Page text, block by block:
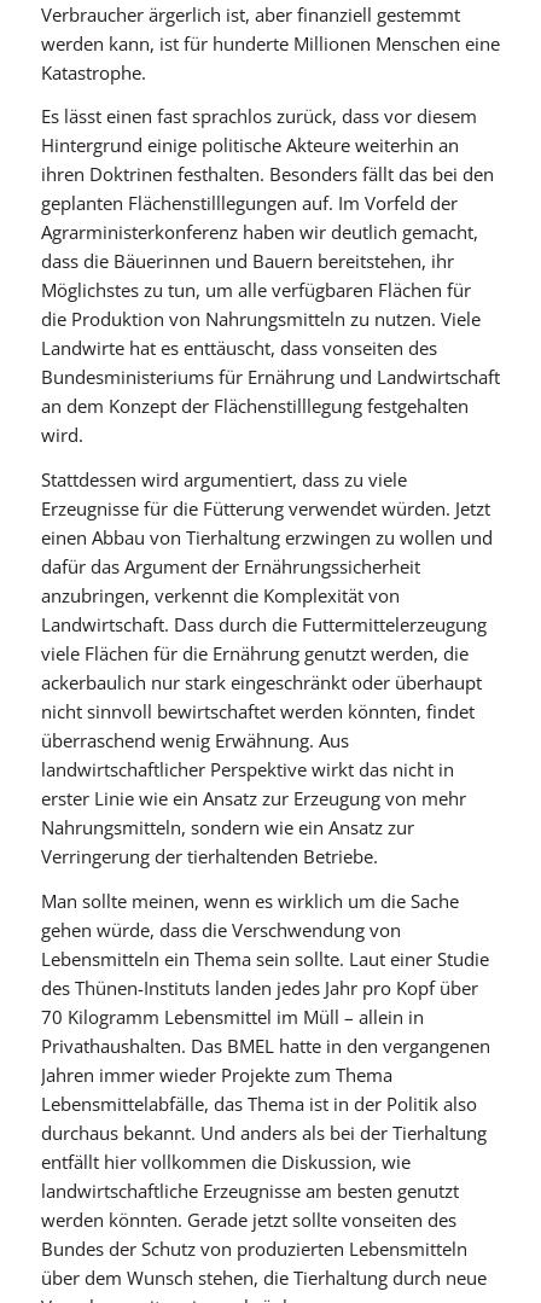
Verbraucher ärgerlich ist, aber finanziell gestemmt
werden kann, ist für hunderte Millionen Menschen eine
Katastrophe.
Es lässt einen fast sprachlos zurück, dass vor diesem
Hintergrund einige politische Akteure weiterhin an
ihren Doktrinen festhalten. Besonders fällt das bei den
geplanten Flächenstilllegungen auf. Im Vorfeld der
Agrarministerkonferenz haben wir deutlich gemacht,
dass die Bäuerinnen und Bauern bereitstehen, ihr
Möglichstes zu tun, um alle verfügbaren Flächen für
die Produktion von Nahrungsmitteln zu nutzen. Viele
Landwirte hat es enttäuscht, dass vonseiten des
Bundesministeriums für Ernährung und Landwirtschaft
an dem Konzept der Flächenstilllegung festgehalten
wird.
Stattdessen wird argumentiert, dass zu viele
Erzeugnisse für die Fütterung verwendet würden. Jetzt
einen Abbau von Tierhaltung erzwingen zu wollen und
dafür das Argument der Ernährungssicherheit
anzubringen, verkennt die Komplexität von
Landwirtschaft. Dass durch die Futtermittelerzeugung
viele Flächen für die Ernährung genutzt werden, die
ackerbaulich nur stark eingeschränkt oder überhaupt
nicht sinnvoll bewirtschaftet werden könnten, findet
überraschend wenig Erwähnung. Aus
landwirtschaftlicher Perspektive wirkt das nicht in
erster Linie wie ein Ansatz zur Erzeugung von mehr
Nahrungsmitteln, sondern wie ein Ansatz zur
Verringerung der tierhaltenden Betriebe.
Man sollte meinen, wenn es wirklich um die Sache
gehen würde, dass die Verschwendung von
Lebensmitteln ein Thema sein sollte. Laut einer Studie
des Thünen-Instituts landen jedes Jahr pro Kopf über
70 Kilogramm Lebensmittel im Müll – allein in
Privathaushalten. Das BMEL hatte in den vergangenen
Jahren immer wieder Projekte zum Thema
Lebensmittelabfälle, das Thema ist in der Politik also
durchaus bekannt. Und anders als bei der Tierhaltung
entfällt hier vollkommen die Diskussion, wie
landwirtschaftliche Erzeugnisse am besten genutzt
werden könnten. Gerade jetzt sollte vonseiten des
Bundes der Schutz von produzierten Lebensmitteln
über dem Wunsch stehen, die Tierhaltung durch neue